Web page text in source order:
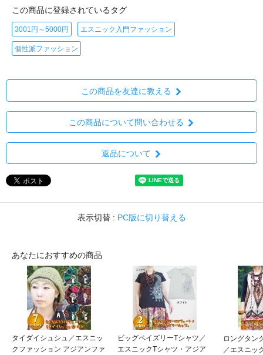
この商品に登録されているタグ
3001円～5000円 エスニック入門ファッション
個性派ファッション
この商品を友達に教える
この商品について問い合わせる
返品について
表示切替 : PC版に切り替える
あなたにおすすめの商品
タイダイシュシュ／エスニッ
クファッション アジアンファ
ビッグペイズリーTシャツ／
エスニックTシャツ・アジア
ロングタン
／エスニッ